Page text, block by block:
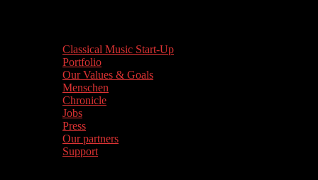
Classical Music Start-Up
Portfolio
Our Values & Goals
Menschen
Chronicle
Jobs
Press
Our partners
Support